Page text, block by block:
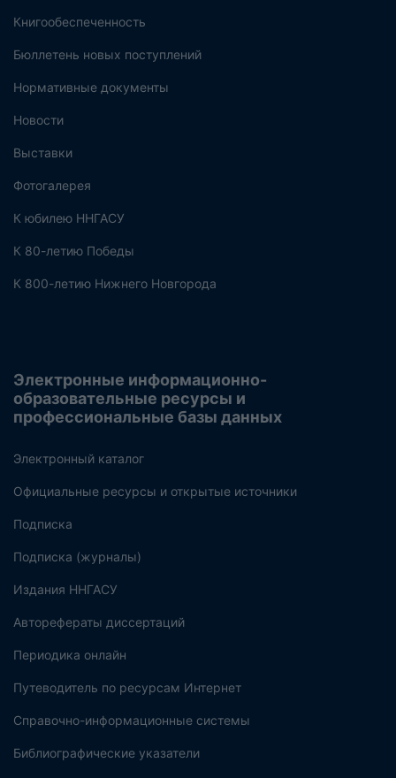
Книгообеспеченность
Бюллетень новых поступлений
Нормативные документы
Новости
Выставки
Фотогалерея
К юбилею ННГАСУ
К 80-летию Победы
К 800-летию Нижнего Новгорода
Электронные информационно-
образовательные ресурсы и
профессиональные базы данных
Электронный каталог
Официальные ресурсы и открытые источники
Подписка
Подписка (журналы)
Издания ННГАСУ
Авторефераты диссертаций
Периодика онлайн
Путеводитель по ресурсам Интернет
Справочно-информационные системы
Библиографические указатели